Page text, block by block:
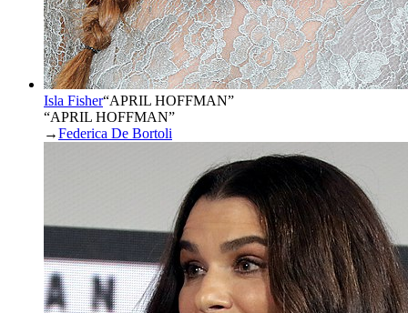
Isla Fisher“APRIL HOFFMAN”
“APRIL HOFFMAN”
→Federica De Bortoli